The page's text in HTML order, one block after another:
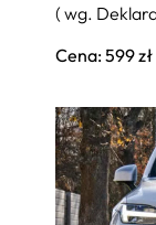
( wg.
Cena: 599